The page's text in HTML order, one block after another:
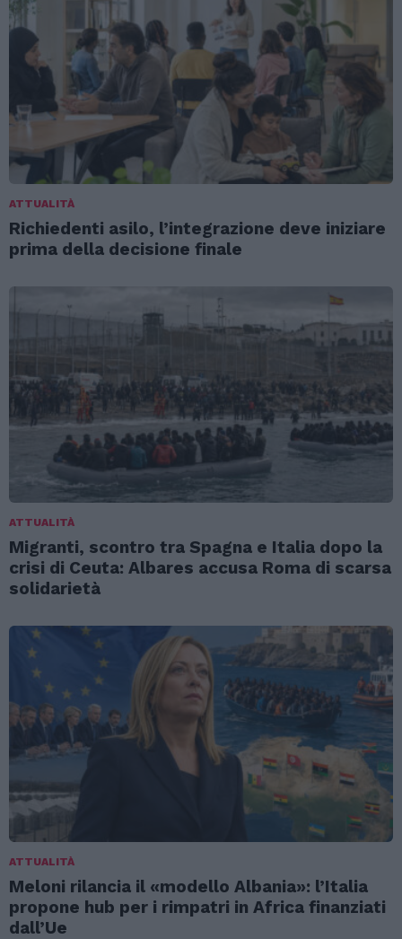
ATTUALITÀ
Richiedenti asilo, l’integrazione deve iniziare
prima della decisione finale
ATTUALITÀ
Migranti, scontro tra Spagna e Italia dopo la
crisi di Ceuta: Albares accusa Roma di scarsa
solidarietà
ATTUALITÀ
Meloni rilancia il «modello Albania»: l’Italia
propone hub per i rimpatri in Africa finanziati
dall’Ue